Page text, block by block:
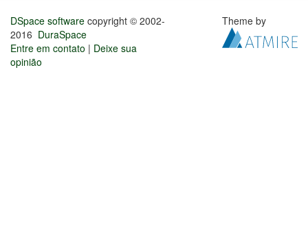
DSpace software copyright © 2002-
2016 DuraSpace
Entre em contato | Deixe sua
opinião
Theme by